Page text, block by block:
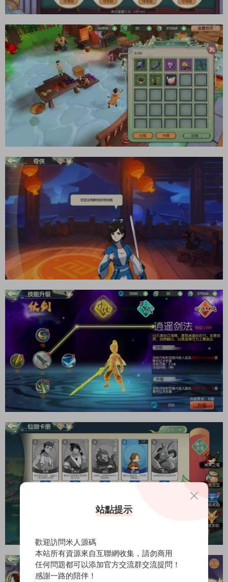
站點提示
歡迎訪問米人源碼
本站所有資源來自互聯網收集，請勿商用
任何問題都可以添加官方交流群交流提問！
感謝一路的陪伴！